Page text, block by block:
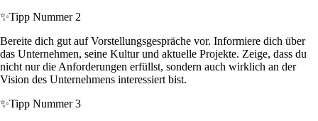
✨Tipp Nummer 2
Bereite dich gut auf Vorstellungsgespräche vor. Informiere dich über
das Unternehmen, seine Kultur und aktuelle Projekte. Zeige, dass du
nicht nur die Anforderungen erfüllst, sondern auch wirklich an der
Vision des Unternehmens interessiert bist.
✨Tipp Nummer 3